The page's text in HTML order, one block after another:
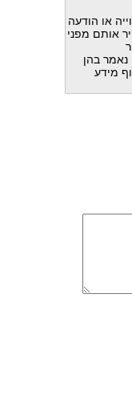
או הודעה
אותם מפני
נאמר בהן
מידע